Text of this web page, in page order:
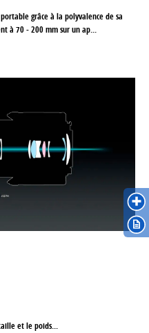
grâce à la polyvalence de sa
à 70 - 200 mm sur un ap...
et le poids...